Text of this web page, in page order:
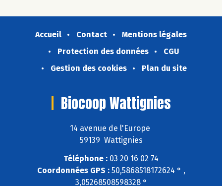
Accueil Contact
Mentions légales
Protection des données
CGU
Gestion des cookies
Plan du site
Biocoop Wattignies
14 avenue de l'Europe
59139 Wattignies
Téléphone : 03 20 16 02 74
Coordonnées GPS :50,5868518172624 ° ,
3,05268508598328 °